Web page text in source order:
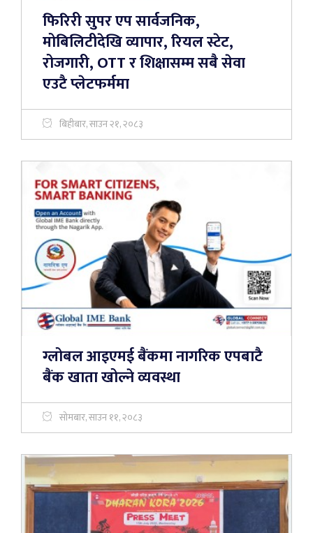
फिरिरी सुपर एप सार्वजनिक,
मोबिलिटीदेखि व्यापार, रियल स्टेट,
रोजगारी, OTT र शिक्षासम्म सबै सेवा
एउटै प्लेटफर्ममा
बिहीबार, साउन २१, २०८३
ग्लोबल आइएमई बैंकमा नागरिक एपबाटै
बैंक खाता खोल्ने व्यवस्था
सोमबार, साउन ११, २०८३